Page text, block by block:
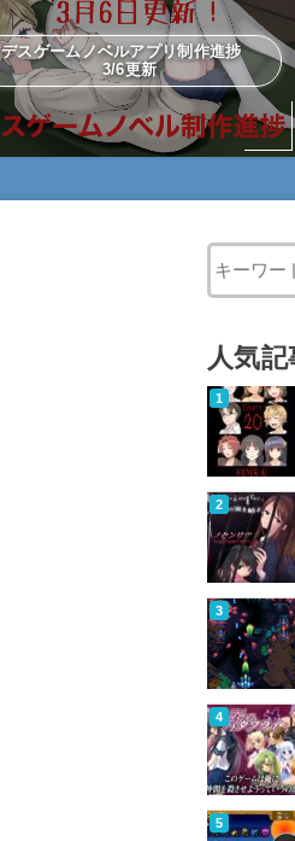
デスゲームノベルアプリ制作進捗
3/6更新
When
人気記